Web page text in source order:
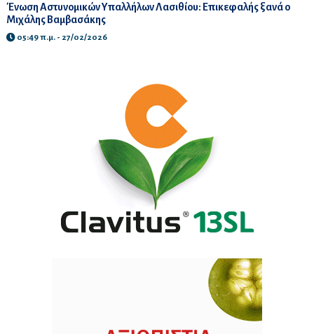
Ένωση Αστυνομικών Υπαλλήλων Λασιθίου: Επικεφαλής ξανά ο
Μιχάλης Βαμβασάκης
05:49 π.μ. - 27/02/2026